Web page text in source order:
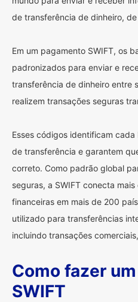
de transferência de dinheiro,
Em um pagamento SWIFT, os
padronizados para enviar e
transferência de dinheiro entre
realizem transações seguras
Esses códigos identificam
de transferência e garantem
correto. Como padrão global
seguras, a SWIFT conecta
financeiras em mais de 200
utilizado para transferências
incluindo transações
Como fazer
SWIFT